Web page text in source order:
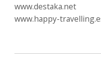
www.destaka.net
www.happy-